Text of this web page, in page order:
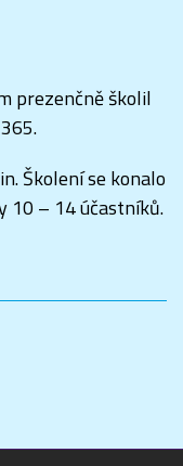
prezenčně školil
Školení se konalo
10 – 14 účastníků.